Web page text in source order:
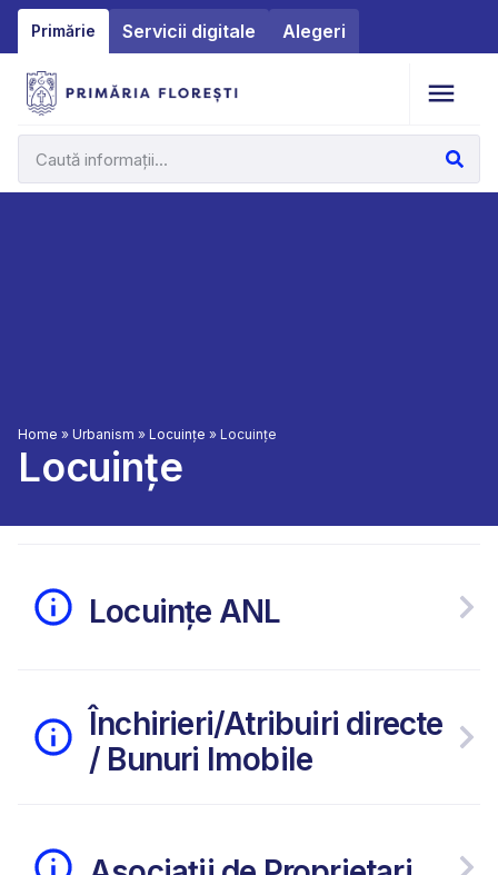
Primărie Servicii digitale Alegeri
Home » Urbanism » Locuințe » Locuințe
Locuințe
Locuințe ANL
Închirieri/Atribuiri directe
/ Bunuri Imobile